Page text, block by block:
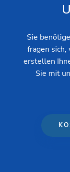
Sie
fragen
erstellen
Sie mit